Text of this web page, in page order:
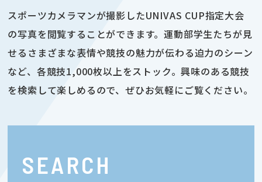
スポーツカメラマンが撮影したUNIVAS CUP指定大会
の写真を閲覧することができます。運動部学生たちが見
せるさまざまな表情や競技の魅力が伝わる迫力のシーン
など、各競技1,000枚以上をストック。興味のある競技
を検索して楽しめるので、ぜひお気軽にご覧ください。
SEARCH